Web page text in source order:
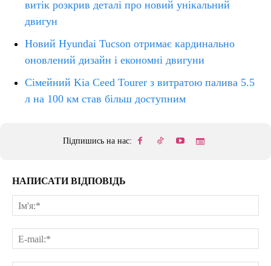
витік розкрив деталі про новий унікальний
двигун
Новий Hyundai Tucson отримає кардинально
оновлений дизайн і економні двигуни
Сімейний Kia Ceed Tourer з витратою палива 5.5
л на 100 км став більш доступним
Підпишись на нас:
НАПИСАТИ ВІДПОВІДЬ